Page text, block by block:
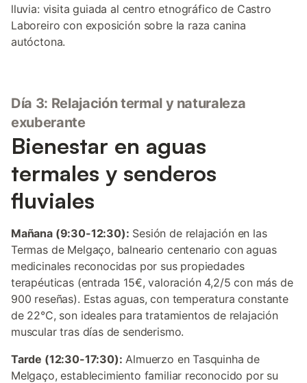
lluvia: visita guiada al centro etnográfico de Castro
Laboreiro con exposición sobre la raza canina
autóctona.
Día 3: Relajación termal y naturaleza
exuberante
Bienestar en aguas
termales y senderos
fluviales
Mañana (9:30-12:30): Sesión de relajación en las
Termas de Melgaço, balneario centenario con aguas
medicinales reconocidas por sus propiedades
terapéuticas (entrada 15€, valoración 4,2/5 con más de
900 reseñas). Estas aguas, con temperatura constante
de 22°C, son ideales para tratamientos de relajación
muscular tras días de senderismo.
Tarde (12:30-17:30): Almuerzo en Tasquinha de
Melgaço, establecimiento familiar reconocido por su